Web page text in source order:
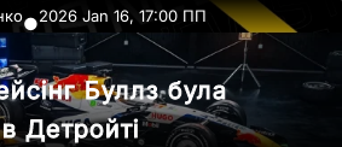
●2026 Jan 16, 17:00 ПП
Буллз була
Детройті